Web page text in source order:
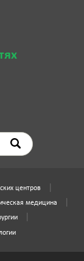
центров
медицина